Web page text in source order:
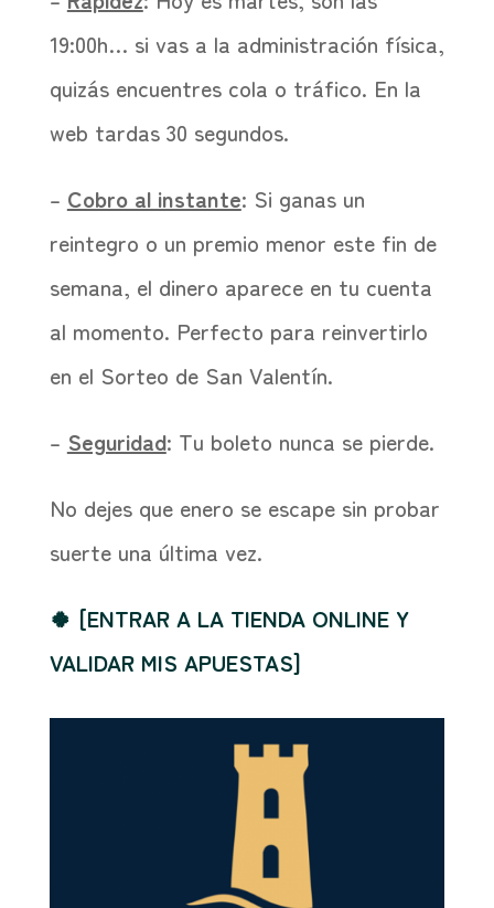
19:00h… si vas a la administración física,
quizás encuentres cola o tráfico. En la
web tardas 30 segundos.
– Cobro al instante: Si ganas un
reintegro o un premio menor este fin de
semana, el dinero aparece en tu cuenta
al momento. Perfecto para reinvertirlo
en el Sorteo de San Valentín.
– Seguridad: Tu boleto nunca se pierde.
No dejes que enero se escape sin probar
suerte una última vez.
🍀 [ENTRAR A LA TIENDA ONLINE Y
VALIDAR MIS APUESTAS]